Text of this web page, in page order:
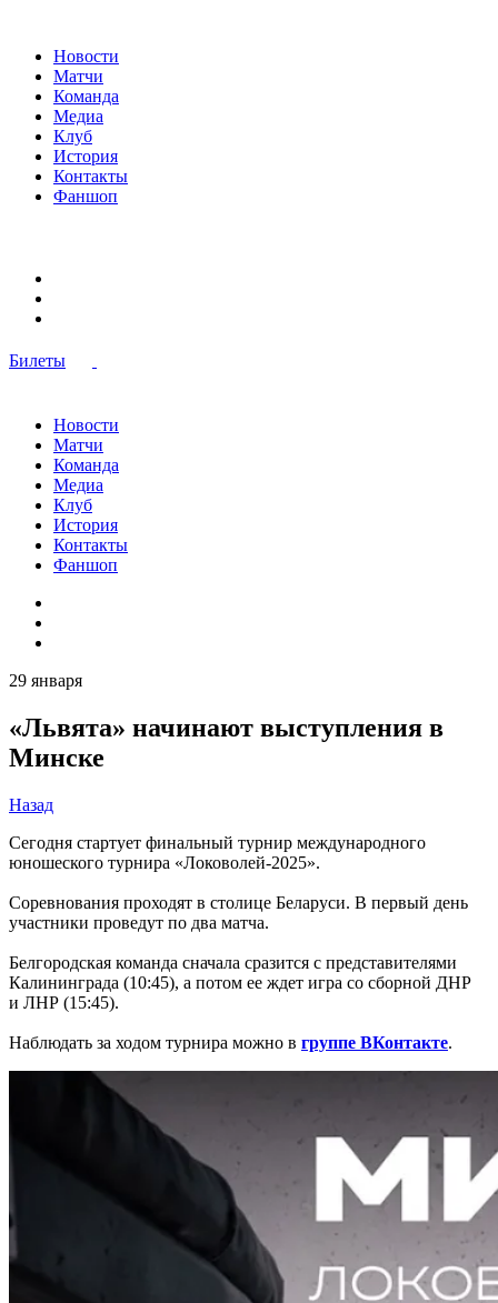
Новости
Матчи
Команда
Медиа
Клуб
История
Контакты
Фаншоп
Билеты
Новости
Матчи
Команда
Медиа
Клуб
История
Контакты
Фаншоп
29 января
«Львята» начинают выступления в
Минске
Назад
Сегодня стартует финальный турнир международного
юношеского турнира «Локоволей-2025».
Соревнования проходят в столице Беларуси. В первый день
участники проведут по два матча.
Белгородская команда сначала сразится с представителями
Калининграда (10:45), а потом ее ждет игра со сборной ДНР
и ЛНР (15:45).
Наблюдать за ходом турнира можно в группе ВКонтакте.